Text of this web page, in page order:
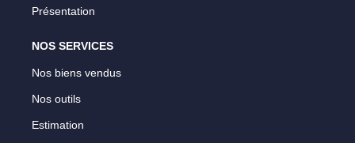
Présentation
NOS SERVICES
Nos biens vendus
Nos outils
Estimation